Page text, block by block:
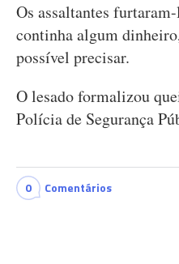
Os assaltantes
continha algum
possível precisar.
O lesado formalizou
Polícia de Segurança
0 Comentários